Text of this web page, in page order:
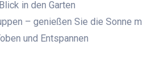
in den Garten
– genießen Sie die Sonne
und Entspannen